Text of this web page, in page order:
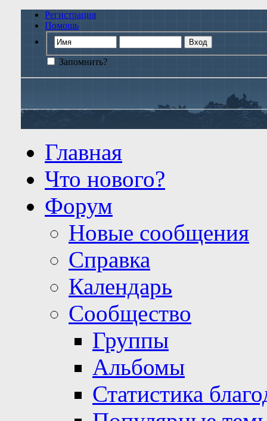
Регистрация
Помощь
Запомнить?
Главная
Что нового?
Форум
Новые сообщения
Справка
Календарь
Сообщество
Группы
Альбомы
Статистика